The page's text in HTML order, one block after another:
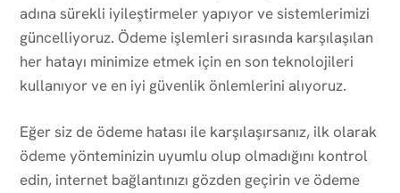
adına sürekli iyileştirmeler yapıyor ve sistemlerimizi
güncelliyoruz. Ödeme işlemleri sırasında karşılaşılan
her hatayı minimize etmek için en son teknolojileri
kullanıyor ve en iyi güvenlik önlemlerini alıyoruz.
Eğer siz de ödeme hatası ile karşılaşırsanız, ilk olarak
ödeme yönteminizin uyumlu olup olmadığını kontrol
edin, internet bağlantınızı gözden geçirin ve ödeme